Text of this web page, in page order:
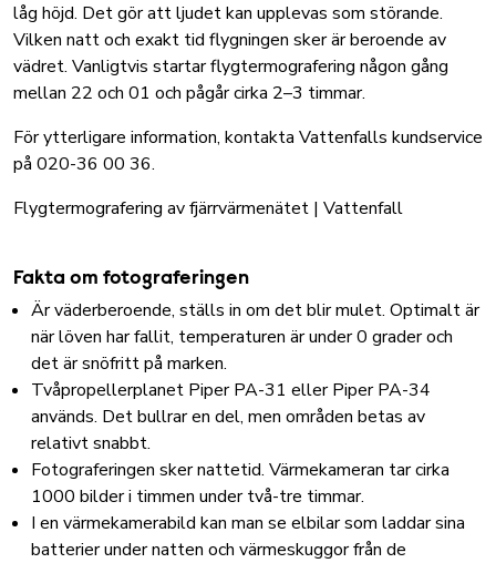
låg höjd. Det gör att ljudet kan upplevas som störande.
Vilken natt och exakt tid flygningen sker är beroende av
vädret. Vanligtvis startar flygtermografering någon gång
mellan 22 och 01 och pågår cirka 2–3 timmar.
För ytterligare information, kontakta Vattenfalls kundservice
på 020-36 00 36.
Flygtermografering av fjärrvärmenätet | Vattenfall
Fakta om fotograferingen
Är väderberoende, ställs in om det blir mulet. Optimalt är
när löven har fallit, temperaturen är under 0 grader och
det är snöfritt på marken.
Tvåpropellerplanet Piper PA-31 eller Piper PA-34
används. Det bullrar en del, men områden betas av
relativt snabbt.
Fotograferingen sker nattetid. Värmekameran tar cirka
1000 bilder i timmen under två-tre timmar.
I en värmekamerabild kan man se elbilar som laddar sina
batterier under natten och värmeskuggor från de